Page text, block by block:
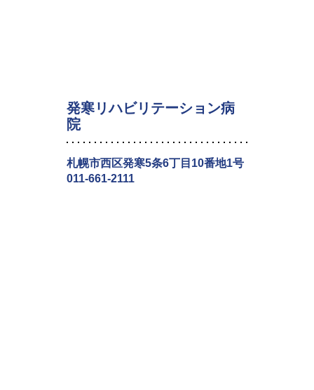
発寒リハビリテーション病
院
札幌市西区発寒5条6丁目10番地1号
011-661-2111